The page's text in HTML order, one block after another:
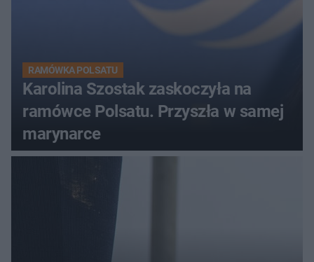
RAMÓWKA POLSATU
Karolina Szostak zaskoczyła na
ramówce Polsatu. Przyszła w samej
marynarce